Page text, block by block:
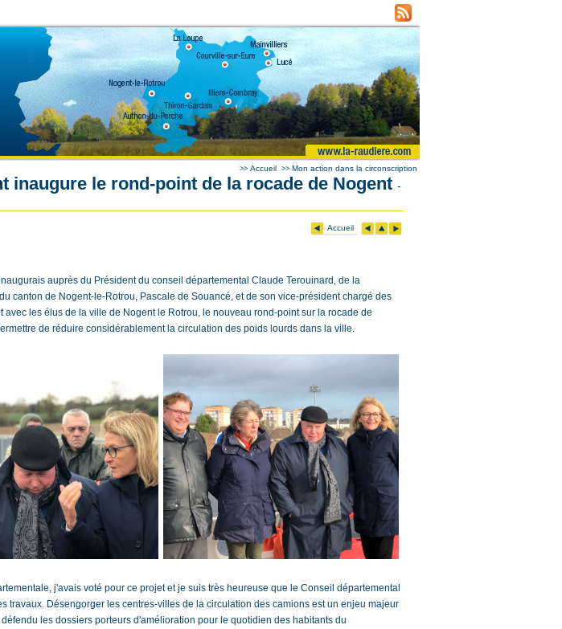
>> Accueil >> Mon action dans la circonscription
inaugure le rond-point de la rocade de Nogent -
Accueil
auprès du Président du conseil départemental Claude Terouinard, de la
canton de Nogent-le-Rotrou, Pascale de Souancé, et de son vice-président chargé des
avec les élus de la ville de Nogent le Rotrou, le nouveau rond-point sur la rocade de
de réduire considérablement la circulation des poids lourds dans la ville.
j'avais voté pour ce projet et je suis très heureuse que le Conseil départemental
travaux. Désengorger les centres-villes de la circulation des camions est un enjeu majeur
les dossiers porteurs d'amélioration pour le quotidien des habitants du